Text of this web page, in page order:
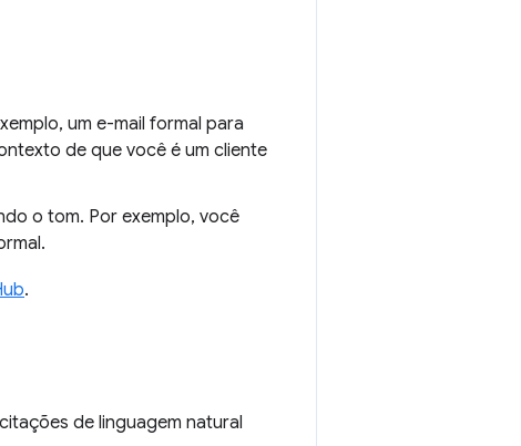
um e-mail formal para
de que você é um cliente
o tom. Por exemplo, você
.
de linguagem natural